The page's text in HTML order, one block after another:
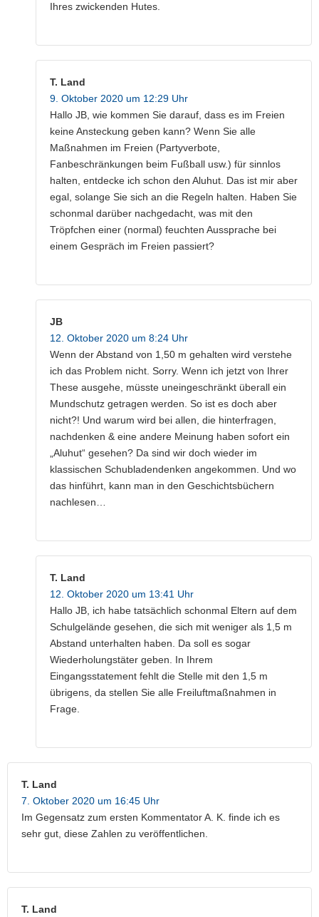
Ihres zwickenden Hutes.
T. Land
9. Oktober 2020 um 12:29 Uhr
Hallo JB, wie kommen Sie darauf, dass es im Freien
keine Ansteckung geben kann? Wenn Sie alle
Maßnahmen im Freien (Partyverbote,
Fanbeschränkungen beim Fußball usw.) für sinnlos
halten, entdecke ich schon den Aluhut. Das ist mir aber
egal, solange Sie sich an die Regeln halten. Haben Sie
schonmal darüber nachgedacht, was mit den
Tröpfchen einer (normal) feuchten Aussprache bei
einem Gespräch im Freien passiert?
JB
12. Oktober 2020 um 8:24 Uhr
Wenn der Abstand von 1,50 m gehalten wird verstehe
ich das Problem nicht. Sorry. Wenn ich jetzt von Ihrer
These ausgehe, müsste uneingeschränkt überall ein
Mundschutz getragen werden. So ist es doch aber
nicht?! Und warum wird bei allen, die hinterfragen,
nachdenken & eine andere Meinung haben sofort ein
„Aluhut“ gesehen? Da sind wir doch wieder im
klassischen Schubladendenken angekommen. Und wo
das hinführt, kann man in den Geschichtsbüchern
nachlesen…
T. Land
12. Oktober 2020 um 13:41 Uhr
Hallo JB, ich habe tatsächlich schonmal Eltern auf dem
Schulgelände gesehen, die sich mit weniger als 1,5 m
Abstand unterhalten haben. Da soll es sogar
Wiederholungstäter geben. In Ihrem
Eingangsstatement fehlt die Stelle mit den 1,5 m
übrigens, da stellen Sie alle Freiluftmaßnahmen in
Frage.
T. Land
7. Oktober 2020 um 16:45 Uhr
Im Gegensatz zum ersten Kommentator A. K. finde ich es
sehr gut, diese Zahlen zu veröffentlichen.
T. Land